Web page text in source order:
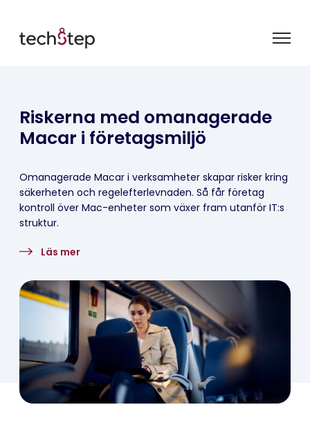
Riskerna med omanagerade
Macar i företagsmiljö
Omanagerade Macar i verksamheter skapar risker kring
säkerheten och regelefterlevnaden. Så får företag
kontroll över Mac-enheter som växer fram utanför IT:s
struktur.
Läs mer